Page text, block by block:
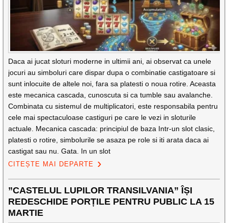
Daca ai jucat sloturi moderne in ultimii ani, ai observat ca unele
jocuri au simboluri care dispar dupa o combinatie castigatoare si
sunt inlocuite de altele noi, fara sa platesti o noua rotire. Aceasta
este mecanica cascada, cunoscuta si ca tumble sau avalanche.
Combinata cu sistemul de multiplicatori, este responsabila pentru
cele mai spectaculoase castiguri pe care le vezi in sloturile
actuale. Mecanica cascada: principiul de baza Intr-un slot clasic,
platesti o rotire, simbolurile se asaza pe role si iti arata daca ai
castigat sau nu. Gata. In un slot
CITEȘTE MAI DEPARTE
”CASTELUL LUPILOR TRANSILVANIA” ÎȘI
REDESCHIDE PORȚILE PENTRU PUBLIC LA 15
MARTIE